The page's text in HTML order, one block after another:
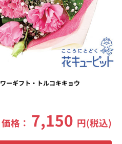
ーギフト・トルコキキョウ
価格： 7,150 円(税込)